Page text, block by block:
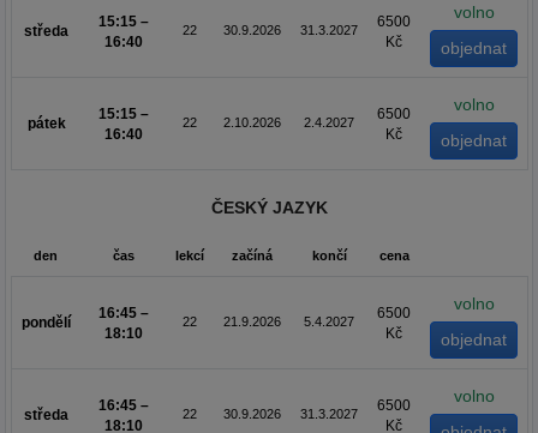
středa
15:15 –
16:40
22 30.9.2026 31.3.2027
6500
Kč
volno
pátek
15:15 –
16:40
22 2.10.2026 2.4.2027
6500
Kč
volno
ČESKÝ JAZYK
den čas lekcí začíná končí cena
pondělí
16:45 –
18:10
22 21.9.2026 5.4.2027
6500
Kč
volno
středa
16:45 –
18:10
22 30.9.2026 31.3.2027
6500
Kč
volno